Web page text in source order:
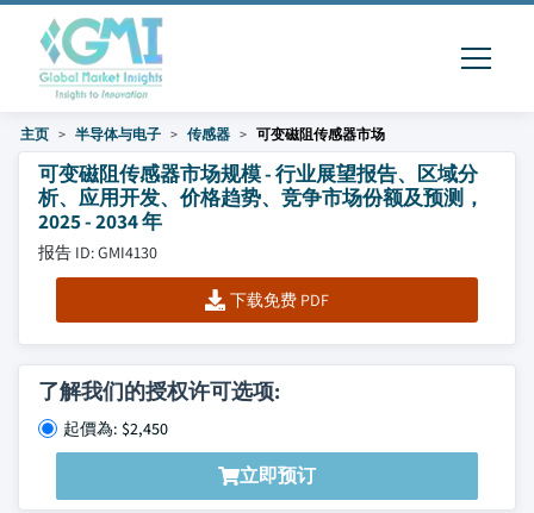
主页 半导体与电子 传感器 可变磁阻传感器市场
可变磁阻传感器市场规模 - 行业展望报告、区域分
析、应用开发、价格趋势、竞争市场份额及预测，
2025 - 2034 年
报告 ID: GMI4130
下载免费 PDF
了解我们的授权许可选项:
起價為: $2,450
立即预订